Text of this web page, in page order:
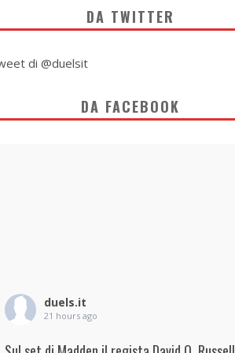
DA TWITTER
di @duelsit
DA FACEBOOK
duels.it
21 hours ago